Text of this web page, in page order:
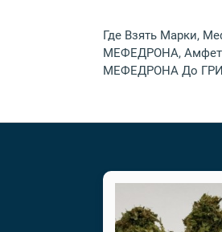
Где Взять Марки,
МЕФЕДРОНА,
МЕФЕДРОНА До